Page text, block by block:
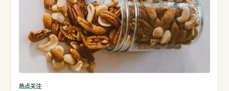
代谢健康
生殖健康
运动
热点关注